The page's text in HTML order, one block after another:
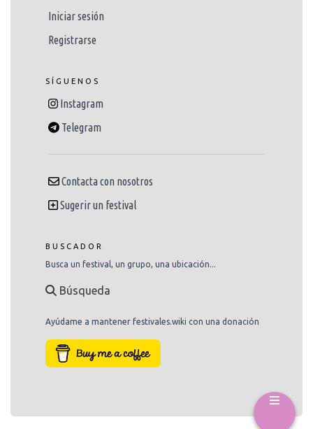
Iniciar sesión
Registrarse
SÍGUENOS
Instagram
Telegram
Contacta con nosotros
Sugerir un festival
BUSCADOR
Busca un festival, un grupo, una ubicación...
Búsqueda
Ayúdame a mantener festivales.wiki con una donación